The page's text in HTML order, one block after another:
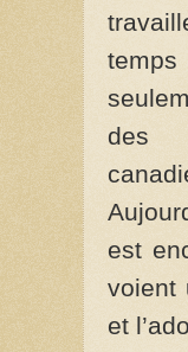
est
voient
et